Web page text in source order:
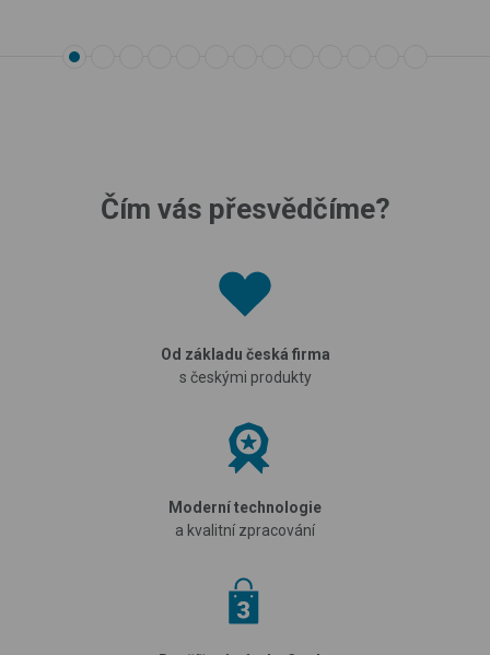
Čím vás přesvědčíme?
Od základu česká firma
s českými produkty
Moderní technologie
a kvalitní zpracování